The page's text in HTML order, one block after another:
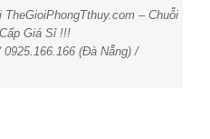
– Chuỗi
Giá Sỉ !!!
(Đà Nẵng) /